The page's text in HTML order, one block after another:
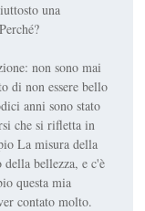
una
non sono mai
di non essere bello
anni sono stato
che si rifletta in
La misura della
bellezza, e c'è
questa mia
contato molto.